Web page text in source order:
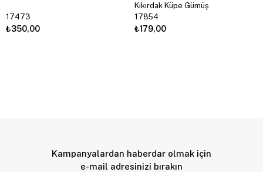
17473
₺350,00
Kıkırdak Küpe Gümüş
17854
₺179,00
Kampanyalardan haberdar olmak için
e-mail adresinizi bırakın